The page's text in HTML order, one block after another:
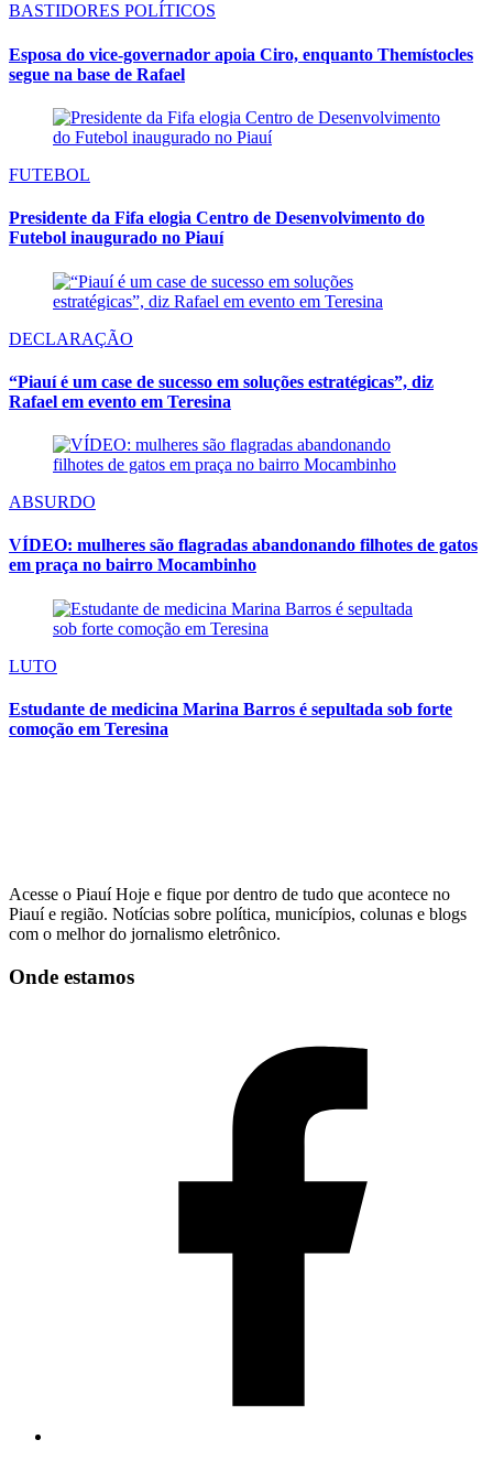
BASTIDORES POLÍTICOS
Esposa do vice-governador apoia Ciro, enquanto Themístocles
segue na base de Rafael
FUTEBOL
Presidente da Fifa elogia Centro de Desenvolvimento do
Futebol inaugurado no Piauí
DECLARAÇÃO
“Piauí é um case de sucesso em soluções estratégicas”, diz
Rafael em evento em Teresina
ABSURDO
VÍDEO: mulheres são flagradas abandonando filhotes de gatos
em praça no bairro Mocambinho
LUTO
Estudante de medicina Marina Barros é sepultada sob forte
comoção em Teresina
Acesse o Piauí Hoje e fique por dentro de tudo que acontece no
Piauí e região. Notícias sobre política, municípios, colunas e blogs
com o melhor do jornalismo eletrônico.
Onde estamos